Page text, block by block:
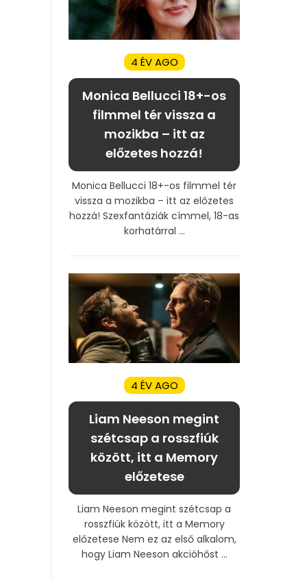
4 ÉV AGO
Monica Bellucci 18+-os
filmmel tér vissza a
mozikba – itt az
előzetes hozzá!
Monica Bellucci 18+-os filmmel tér
vissza a mozikba – itt az előzetes
hozzá! Szexfantáziák címmel, 18-as
korhatárral ...
4 ÉV AGO
Liam Neeson megint
szétcsap a rosszfiúk
között, itt a Memory
előzetese
Liam Neeson megint szétcsap a
rosszfiúk között, itt a Memory
előzetese Nem ez az első alkalom,
hogy Liam Neeson akcióhőst ...